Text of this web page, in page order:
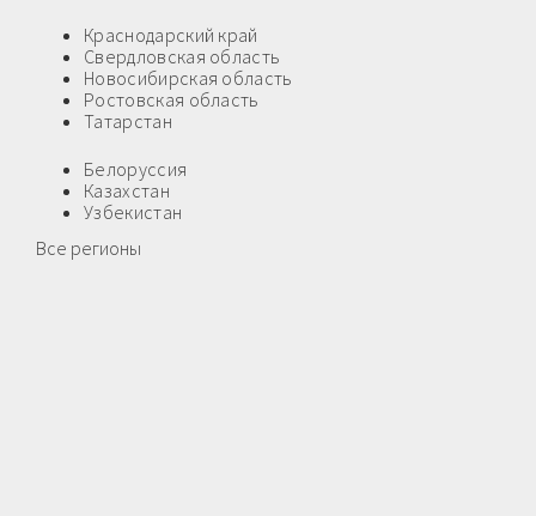
Краснодарский край
Свердловская область
Новосибирская область
Ростовская область
Татарстан
Белоруссия
Казахстан
Узбекистан
Все регионы